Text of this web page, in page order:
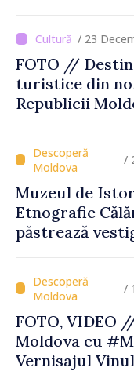
Muzeul din
/ 23
FOTO //
turistice din
Republicii
/
Muzeul de
Etnografie
păstrează
/
FOTO, VIDEO
Moldova cu
Vernisajul